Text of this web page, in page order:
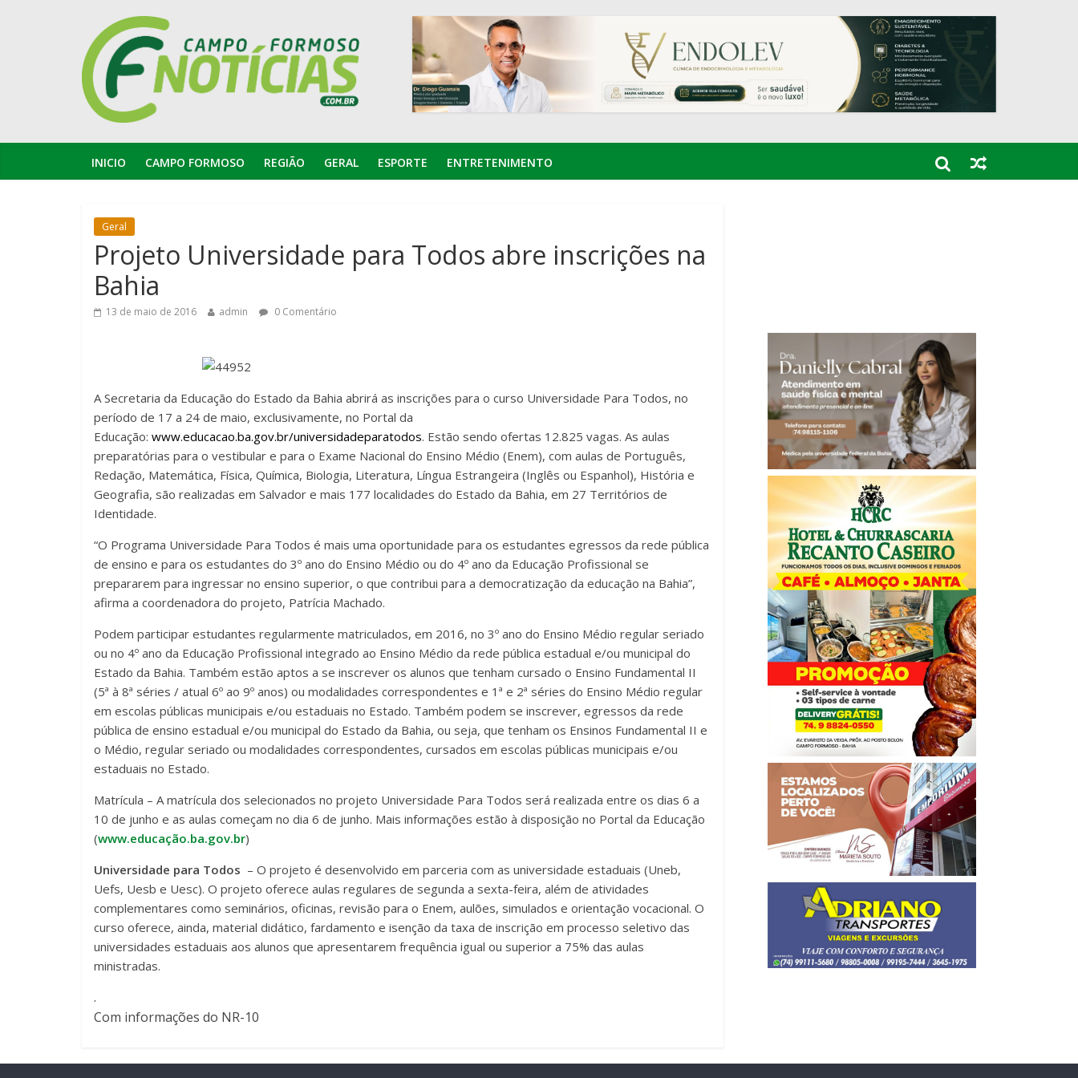
INICIO CAMPO FORMOSO REGIÃO GERAL ESPORTE ENTRETENIMENTO
Geral
Projeto Universidade para Todos abre inscrições na
Bahia
13 de maio de 2016 admin 0 Comentário
A Secretaria da Educação do Estado da Bahia abrirá as inscrições para o curso Universidade Para Todos, no
período de 17 a 24 de maio, exclusivamente, no Portal da
Educação: www.educacao.ba.gov.br/universidadeparatodos. Estão sendo ofertas 12.825 vagas. As aulas
preparatórias para o vestibular e para o Exame Nacional do Ensino Médio (Enem), com aulas de Português,
Redação, Matemática, Física, Química, Biologia, Literatura, Língua Estrangeira (Inglês ou Espanhol), História e
Geografia, são realizadas em Salvador e mais 177 localidades do Estado da Bahia, em 27 Territórios de
Identidade.
“O Programa Universidade Para Todos é mais uma oportunidade para os estudantes egressos da rede pública
de ensino e para os estudantes do 3º ano do Ensino Médio ou do 4º ano da Educação Profissional se
prepararem para ingressar no ensino superior, o que contribui para a democratização da educação na Bahia”,
afirma a coordenadora do projeto, Patrícia Machado.
Podem participar estudantes regularmente matriculados, em 2016, no 3º ano do Ensino Médio regular seriado
ou no 4º ano da Educação Profissional integrado ao Ensino Médio da rede pública estadual e/ou municipal do
Estado da Bahia. Também estão aptos a se inscrever os alunos que tenham cursado o Ensino Fundamental II
(5ª à 8ª séries / atual 6º ao 9º anos) ou modalidades correspondentes e 1ª e 2ª séries do Ensino Médio regular
em escolas públicas municipais e/ou estaduais no Estado. Também podem se inscrever, egressos da rede
pública de ensino estadual e/ou municipal do Estado da Bahia, ou seja, que tenham os Ensinos Fundamental II e
o Médio, regular seriado ou modalidades correspondentes, cursados em escolas públicas municipais e/ou
estaduais no Estado.
Matrícula – A matrícula dos selecionados no projeto Universidade Para Todos será realizada entre os dias 6 a
10 de junho e as aulas começam no dia 6 de junho. Mais informações estão à disposição no Portal da Educação
(www.educação.ba.gov.br)
Universidade para Todos – O projeto é desenvolvido em parceria com as universidade estaduais (Uneb,
Uefs, Uesb e Uesc). O projeto oferece aulas regulares de segunda a sexta-feira, além de atividades
complementares como seminários, oficinas, revisão para o Enem, aulões, simulados e orientação vocacional. O
curso oferece, ainda, material didático, fardamento e isenção da taxa de inscrição em processo seletivo das
universidades estaduais aos alunos que apresentarem frequência igual ou superior a 75% das aulas
ministradas.
.
Com informações do NR-10